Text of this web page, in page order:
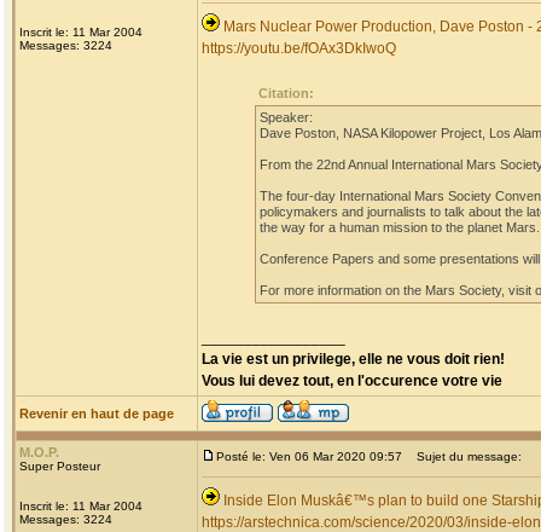
Inscrit le: 11 Mar 2004
Messages: 3224
Mars Nuclear Power Production, Dave Poston
https://youtu.be/fOAx3DkIwoQ
Citation:
Speaker:
Dave Poston, NASA Kilopower Project, Los
From the 22nd Annual International Mars
The four-day International Mars Society
policymakers and journalists to talk about the
the way for a human mission to the planet Mars.
Conference Papers and some presentations
For more information on the Mars Society, visit
La vie est un privilege, elle ne vous doit rien!
Vous lui devez tout, en l'occurence votre vie
Revenir en haut de page
M.O.P.
Super Posteur
Inscrit le: 11 Mar 2004
Messages: 3224
Posté le: Ven 06 Mar 2020 09:57 Sujet du message:
Inside Elon Muskâ€™s plan to build one
https://arstechnica.com/science/2020/03/inside-